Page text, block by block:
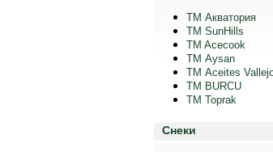
ТМ Акватория
ТМ SunHills
TM Acecook
ТМ Aysan
ТМ Aceites
TM BURCU
TM Toprak
Снеки